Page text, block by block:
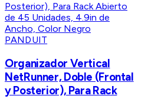
PANDUIT
Organizador Vertical
NetRunner, Doble (Frontal
y Posterior), Para Rack